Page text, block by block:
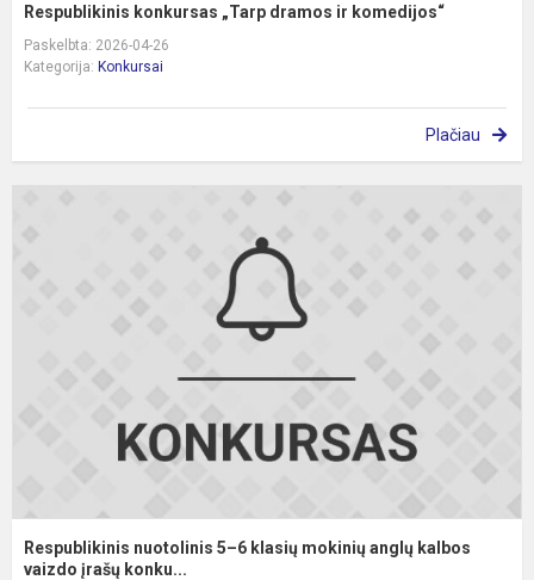
Respublikinis konkursas „Tarp dramos ir komedijos“
Paskelbta: 2026-04-26
Kategorija: Konkursai
Plačiau
Respublikinis nuotolinis 5–6 klasių mokinių anglų kalbos
vaizdo įrašų konku...